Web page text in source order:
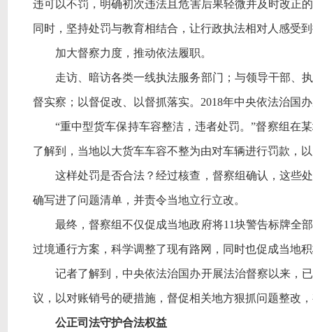
违可以不罚，明确初次违法且危害后果轻微并及时改正
同时，坚持处罚与教育相结合，让行政执法相对人感受
加大督察力度，推动依法履职。
走访、暗访各类一线执法服务部门；与领导干部、
督实察；以督促改、以督抓落实。2018年中央依法治国
“重中型货车保持车容整洁，违者处罚。”督察组在
了解到，当地以大货车车容不整为由对车辆进行罚款，
这样处罚是否合法？经过核查，督察组确认，这些
确写进了问题清单，并责令当地立行立改。
最终，督察组不仅促成当地政府将11块警告标牌全
过境通行方案，科学调整了现有路网，同时也促成当地
记者了解到，中央依法治国办开展法治督察以来，
议，以对账销号的硬措施，督促相关地方狠抓问题整改
公正司法守护合法权益